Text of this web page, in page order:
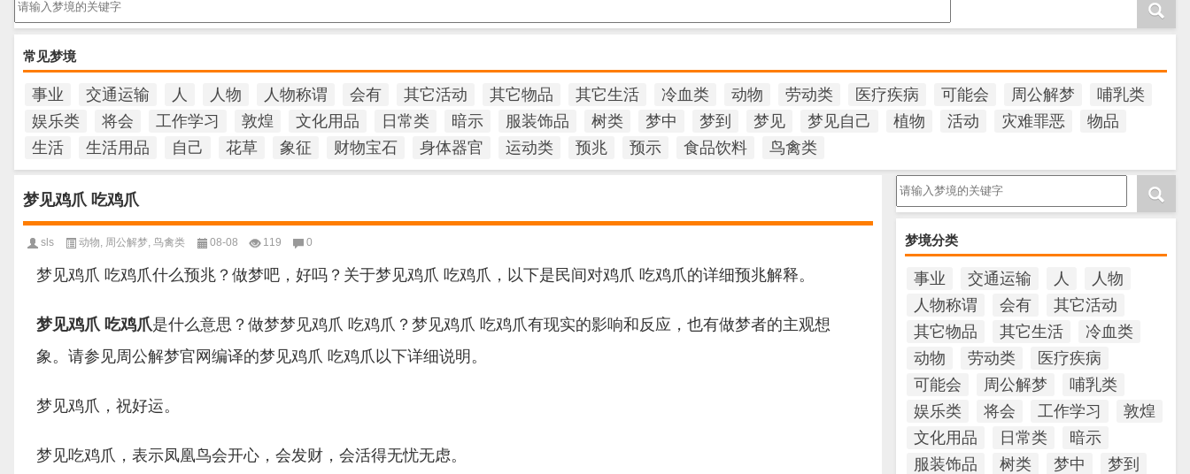
常见梦境
事业 交通运输 人 人物 人物称谓 会有 其它活动 其它物品 其它生活 冷血类 动物 劳动类 医疗疾病 可能会 周公解梦
哺乳类
娱乐类
将会 工作学习 敦煌 文化用品 日常类 暗示 服装饰品 树类 梦中 梦到 梦见 梦见自己 植物 活动 灾难罪恶
物品
生活
生活用品 自己 花草 象征 财物宝石 身体器官 运动类 预兆 预示 食品饮料 鸟禽类
梦境分类
事业 交通运输 人
人物
人物称谓
会有
其它活动
其它物品
其它生活
冷血类
动物
劳动类
医疗疾病
可能会
周公解梦
哺乳类
娱乐类
将会 工作学习
敦煌
文化用品
日常类
暗示
服装饰品
树类 梦中
梦到
梦见鸡爪 吃鸡爪
sls 动物, 周公解梦, 鸟禽类 08-08 119 0
梦见鸡爪 吃鸡爪什么预兆？做梦吧，好吗？关于梦见鸡爪 吃鸡爪，以下是民间对鸡爪 吃鸡爪的详细预兆解释。
梦见鸡爪 吃鸡爪是什么意思？做梦梦见鸡爪 吃鸡爪？梦见鸡爪 吃鸡爪有现实的影响和反应，也有做梦者的主观想
象。请参见周公解梦官网编译的梦见鸡爪 吃鸡爪以下详细说明。
梦见鸡爪，祝好运。
梦见吃鸡爪，表示凤凰鸟会开心，会发财，会活得无忧无虑。